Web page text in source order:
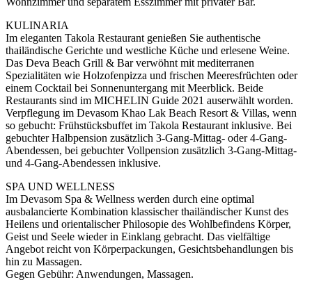
KULINARIA
Im eleganten Takola Restaurant genießen Sie authentische
thailändische Gerichte und westliche Küche und erlesene Weine.
Das Deva Beach Grill & Bar verwöhnt mit mediterranen
Spezialitäten wie Holzofenpizza und frischen Meeresfrüchten oder
einem Cocktail bei Sonnenuntergang mit Meerblick. Beide
Restaurants sind im MICHELIN Guide 2021 auserwählt worden.
Verpflegung im Devasom Khao Lak Beach Resort & Villas, wenn
so gebucht: Frühstücksbuffet im Takola Restaurant inklusive. Bei
gebuchter Halbpension zusätzlich 3-Gang-Mittag- oder 4-Gang-
Abendessen, bei gebuchter Vollpension zusätzlich 3-Gang-Mittag-
und 4-Gang-Abendessen inklusive.
SPA UND WELLNESS
Im Devasom Spa & Wellness werden durch eine optimal
ausbalancierte Kombination klassischer thailändischer Kunst des
Heilens und orientalischer Philosopie des Wohlbefindens Körper,
Geist und Seele wieder in Einklang gebracht. Das vielfältige
Angebot reicht von Körperpackungen, Gesichtsbehandlungen bis
hin zu Massagen.
Gegen Gebühr: Anwendungen, Massagen.